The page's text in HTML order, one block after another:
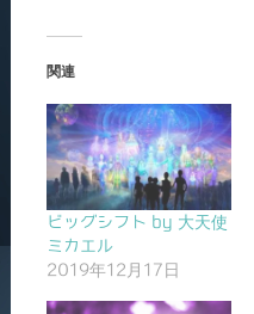
関連
ビッグシフト by 大天使
ミカエル
2019年12月17日